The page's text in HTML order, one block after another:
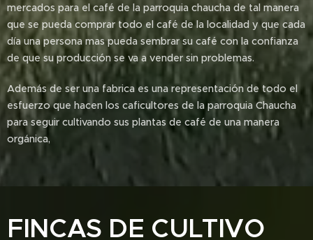
mercados para el café de la parroquia chaucha de tal manera
que se pueda comprar todo el café de la localidad y que cada
día una persona mas pueda sembrar su café con la confianza
de que su producción se va a vender sin problemas.
Además de ser una fabrica es una representación de todo el
esfuerzo que hacen los caficultores de la parroquia Chaucha
para seguir cultivando sus plantas de café de una manera
orgánica,
FINCAS DE CULTIVO